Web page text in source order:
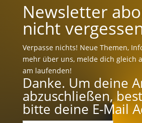
Newsletter
nicht
Verpasse nichts! Neue Themen,
mehr über uns, melde dich gleich
am laufenden!
Danke. Um deine
abzuschließen,
bitte deine E-Mail